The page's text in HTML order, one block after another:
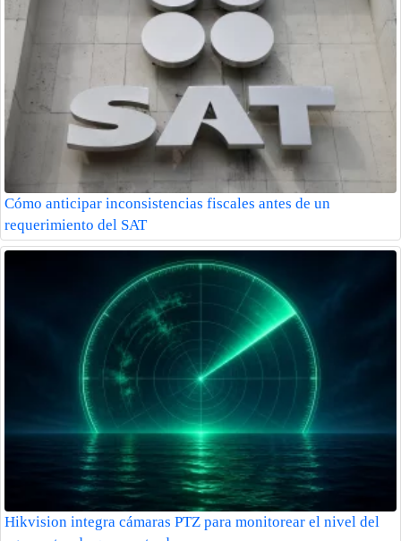
Cómo anticipar inconsistencias fiscales antes de un
requerimiento del SAT
Hikvision integra cámaras PTZ para monitorear el nivel del